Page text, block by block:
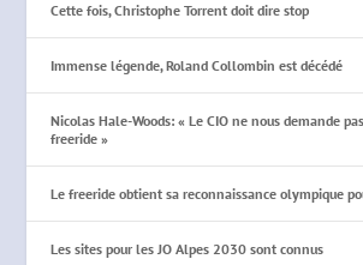
Cette fois, Christophe Torrent doit dire stop
Immense légende, Roland Collombin est décédé
Nicolas Hale-Woods: « Le CIO ne nous demande
freeride »
Le freeride obtient sa reconnaissance olympique
Les sites pour les JO Alpes 2030 sont connus